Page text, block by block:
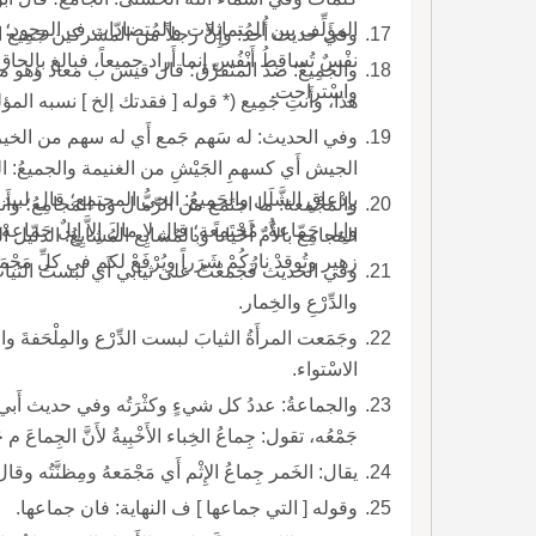
المؤَلِّف بين المُتماثِلات والمُتضادّات ف
نفْسٌ تُساقِطُ أَنْفُس إِنما أَراد جميعاً، فبالغ
واسْتراحت.
وفي حديث أُحد: وإِنَّ رجلاً من المشركين جَمِيع
والجَمِيعُ: ضد المتفرِّق؛ قال قيس ب معاذ
هذا، وأَنتِ جَمِيع (* قوله [ فقدتك إلخ ] نسبه
الجيش أَي كسهمِ الجَيْشِ من الغنيمة والجميعُ:
بإِدْعاقِ الشَّلَل والجَمِيعُ: الحيُّ المجتمِع؛ قال
وإِبل جَمّاعةٌ: مُجْتَمِعة؛ قال لا مالَ إِلاَّ إِبِلٌ
زهير وتُوقدْ نارُكُمْ شَرَراً ويُرْفَعْ لكم في كلِّ
والمَجْمعة: ما اجتَمع من الرِّمال
المَجامِع بالأُمّ أَحْياناً وبالمُشايِع المُشايِعُ:
وفي الحديث فَجَمعْتُ على ثيابي أَي لبستُ الثيابَ
والدِّرْعِ والخِمار.
وجَمَعت المرأَةُ الثيابَ لبست الدِّرْع والمِلْحَفةَ
الاسْتواء.
والجماعةُ: عددُ كل شيءٍ وكثْرَتُه وفي حديث أَبي
جَمْعُه، تقول: جِماعُ الخِباء الأَخْبِيةُ لأَنَّ الجِماعَ م جَمَع عدَداً.
يقال: الخَمر جِماعُ الإِثْم أَي مَجْمَعهُ ومِظنَّتُه
وقوله [ التي جماعها ] ف النهاية: فان جماعها.